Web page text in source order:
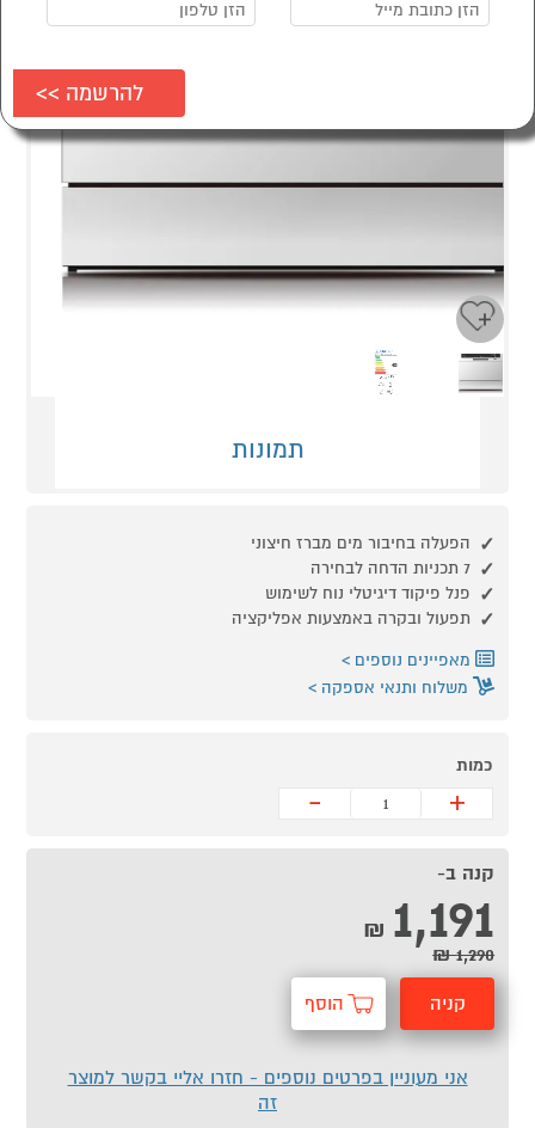
תמונות
הפעלה בחיבור מים מברז חיצוני
7 תכניות הדחה לבחירה
פנל פיקוד דיגיטלי נוח לשימוש
תפעול ובקרה באמצעות אפליקציה
מאפיינים נוספים
משלוח ותנאי אספקה
כמות
+
-
קנה ב-
1,191
₪
1,290 ₪
קניה הוסף
אני מעוניין בפרטים נוספים - חזרו אליי בקשר למוצר
זה